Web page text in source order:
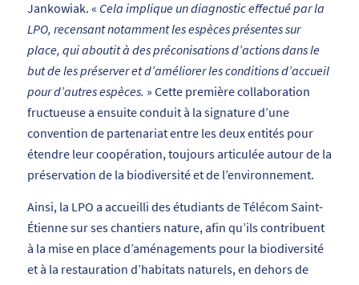
Jankowiak. « Cela implique un diagnostic effectué par la
LPO, recensant notamment les espèces présentes sur
place, qui aboutit à des préconisations d’actions dans le
but de les préserver et d’améliorer les conditions d’accueil
pour d’autres espèces. » Cette première collaboration
fructueuse a ensuite conduit à la signature d’une
convention de partenariat entre les deux entités pour
étendre leur coopération, toujours articulée autour de la
préservation de la biodiversité et de l’environnement.
Ainsi, la LPO a accueilli des étudiants de Télécom Saint-
Étienne sur ses chantiers nature, afin qu’ils contribuent
à la mise en place d’aménagements pour la biodiversité
et à la restauration d’habitats naturels, en dehors de